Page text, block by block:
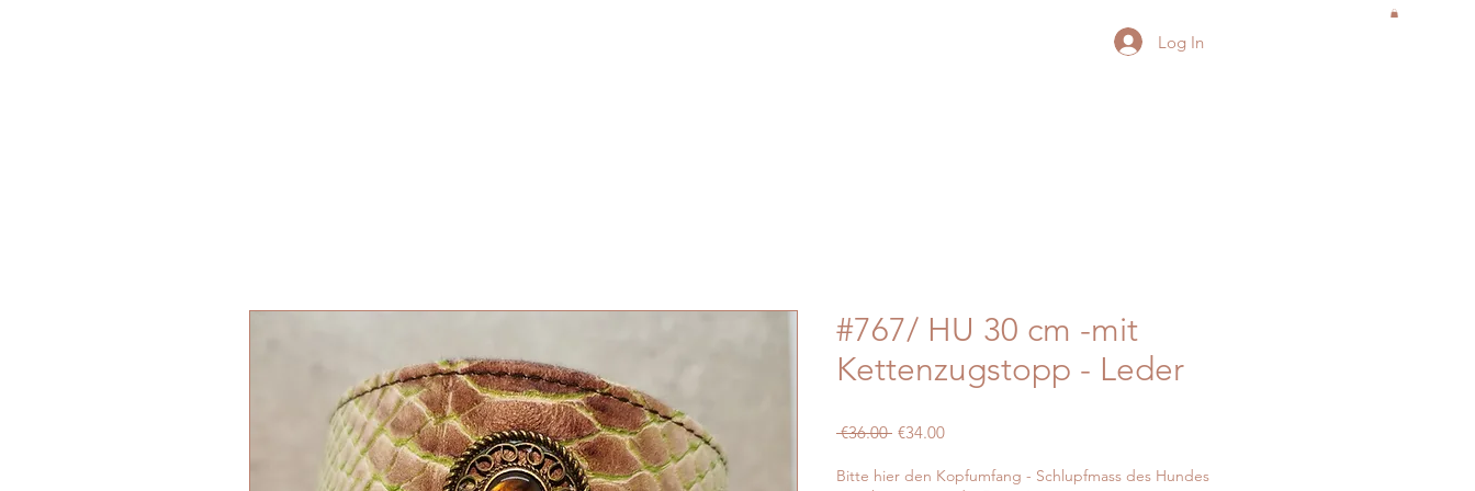
Log In
#767/ HU 30 cm -mit
Kettenzugstopp - Leder
€36.00 Regular
€34.00Sale
Bitte hier den Kopfumfang - Schlupfmass des Hundes